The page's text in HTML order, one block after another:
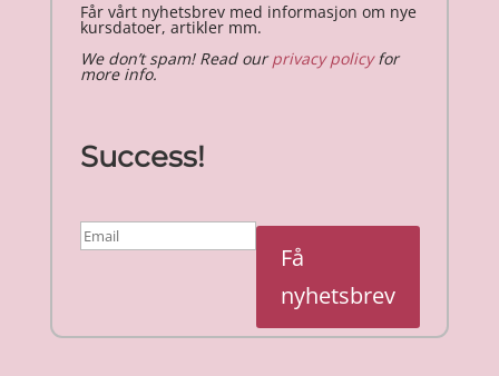
Får vårt nyhetsbrev med informasjon om nye
kursdatoer, artikler mm.
We don’t spam! Read ourprivacy policyfor
more info.
Success!
Få
nyhetsbrev